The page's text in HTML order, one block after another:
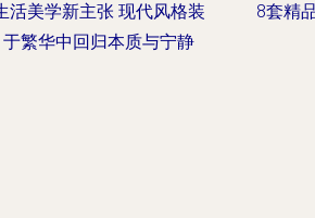
活美学新主张 现代风格装
繁华中回归本质与宁静
8套精